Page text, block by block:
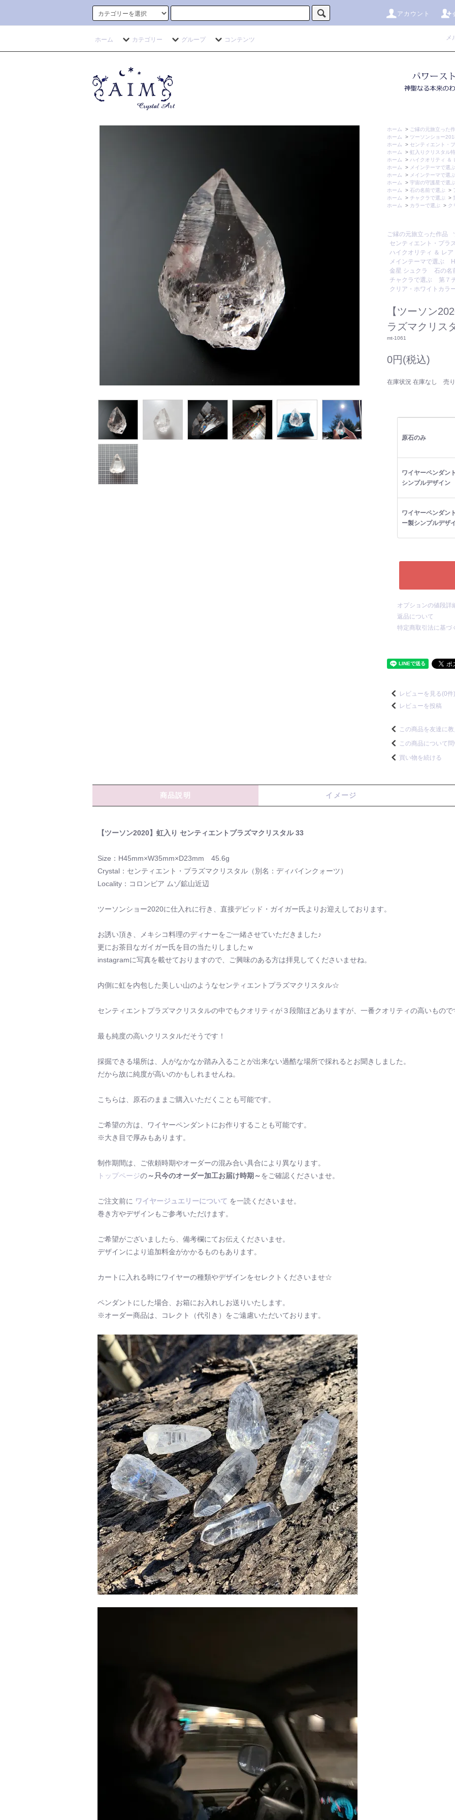
アカウント
ホーム カテゴリー グループ コンテンツ メ
ホーム > ご縁の元旅立った
ホーム
> ツーソンショー
ホーム
> センティエント・
ホーム
> 虹入りクリスタル
ホーム
> ハイクオリティ ＆
ホーム
> メインテーマで選ぶ
ホーム
> メインテーマで選ぶ
ホーム
> 宇宙の守護星で選ぶ
ホーム
> 石の名前で選ぶ >
ホーム
> チャクラで選ぶ >
ホーム
> カラーで選ぶ > ク
ご縁の元旅立った作品
センティエント・プラ
ハイクオリティ ＆ レア
メインテーマで選ぶ
金星 シュクラ
石の名
チャクラで選ぶ
第７
クリア・ホワイトカラ
【ツーソン
ラズマクリス
mt-1061
0円(税込)
在庫状況 在庫なし 売
原石のみ
ワイヤーペンダン
シンプルデザイン
ワイヤーペンダン
ー製シンプルデザ
オプションの値段詳
返品について
特定商取引法に基づ
レビューを見る(0件)
レビューを投稿
この商品を友達に
この商品について
買い物を続ける
商品説明 イメージ
【ツーソン2020】虹入り センティエントプラズマクリスタル 33
Size：H45mm×W35mm×D23mm 45.6g
Crystal：センティエント・プラズマクリスタル（別名：ディバインクォーツ）
Locality：コロンビア ムゾ鉱山近辺
ツーソンショー2020に仕入れに行き、直接デビッド・ガイガー氏よりお迎えしております。
お誘い頂き、メキシコ料理のディナーをご一緒させていただきました♪
更にお茶目なガイガー氏を目の当たりしましたｗ
instagramに写真を載せておりますので、ご興味のある方は拝見してくださいませね。
内側に虹を内包した美しい山のようなセンティエントプラズマクリスタル☆
センティエントプラズマクリスタルの中でもクオリティが３段階ほどありますが、一番クオリティの高いもので
最も純度の高いクリスタルだそうです！
採掘できる場所は、人がなかなか踏み入ることが出来ない過酷な場所で採れるとお聞きしました。
だから故に純度が高いのかもしれませんね。
こちらは、原石のままご購入いただくことも可能です。
ご希望の方は、ワイヤーペンダントにお作りすることも可能です。
※大き目で厚みもあります。
制作期間は、ご依頼時期やオーダーの混み合い具合により異なります。
トップページの～只今のオーダー加工お届け時期～をご確認くださいませ。
ご注文前に ワイヤージュエリーについて を一読くださいませ。
巻き方やデザインもご参考いただけます。
ご希望がございましたら、備考欄にてお伝えくださいませ。
デザインにより追加料金がかかるものもあります。
カートに入れる時にワイヤーの種類やデザインをセレクトくださいませ☆
ペンダントにした場合、お箱にお入れしお送りいたします。
※オーダー商品は、コレクト（代引き）をご遠慮いただいております。